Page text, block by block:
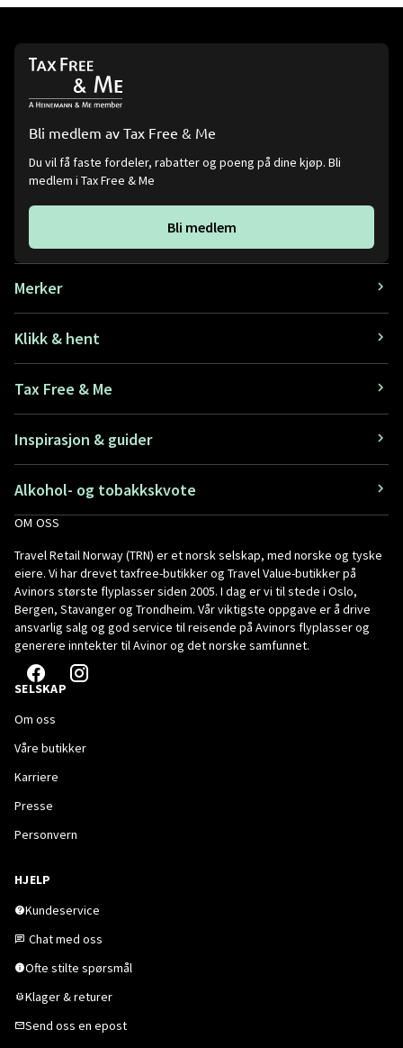
Bli medlem av Tax Free & Me
Du vil få faste fordeler, rabatter og poeng på dine kjøp. Bli
medlem i Tax Free & Me
Bli medlem
Merker
Klikk & hent
Tax Free & Me
Inspirasjon & guider
Alkohol- og tobakkskvote
OM OSS
Travel Retail Norway (TRN) er et norsk selskap, med norske og tyske
eiere. Vi har drevet taxfree-butikker og Travel Value-butikker på
Avinors største flyplasser siden 2005. I dag er vi til stede i Oslo,
Bergen, Stavanger og Trondheim. Vår viktigste oppgave er å drive
ansvarlig salg og god service til reisende på Avinors flyplasser og
generere inntekter til Avinor og det norske samfunnet.
SELSKAP
Om oss
Våre butikker
Karriere
Presse
Personvern
HJELP
Kundeservice
Chat med oss
Ofte stilte spørsmål
Klager & returer
Send oss en epost